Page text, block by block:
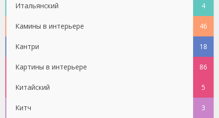
Итальянский 4
Камины в интерьере 46
Кантри 18
Картины в интерьере 86
Китайский 5
Китч 3